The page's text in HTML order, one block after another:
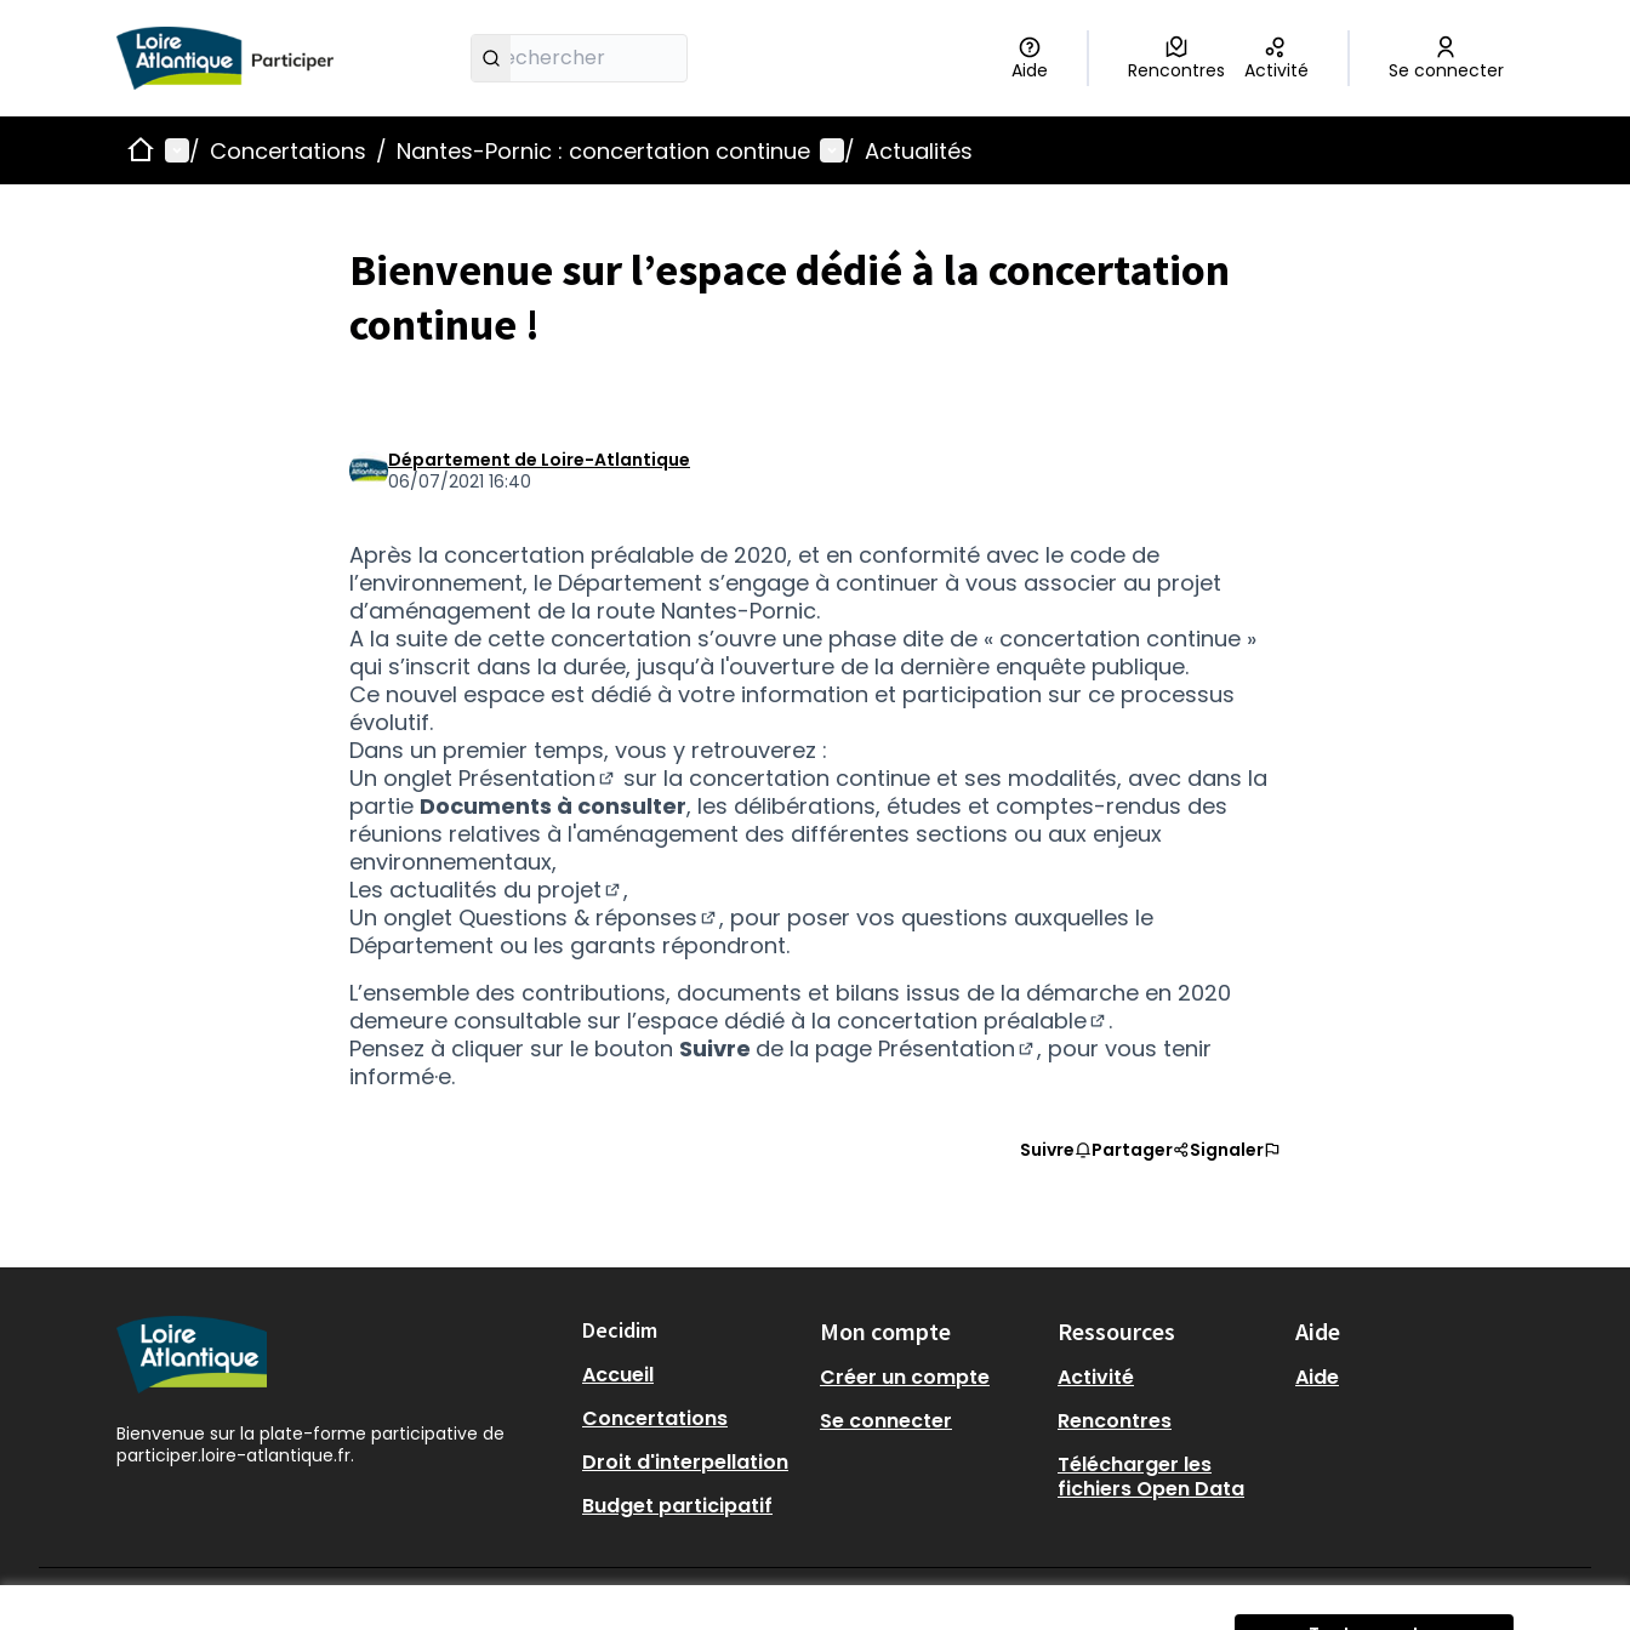
Aide Rencontres Activité Se connecter
AccueilMenu principal
/ Concertations / Nantes-Pornic : concertation continue Menu utilisateur
/ Actualités
Bienvenue sur l’espace dédié à la concertation
continue !
Département de Loire-Atlantique
06/07/2021 16:40
Après la concertation préalable de 2020, et en conformité avec le code de
l’environnement, le Département s’engage à continuer à vous associer au projet
d’aménagement de la route Nantes-Pornic.
A la suite de cette concertation s’ouvre une phase dite de « concertation continue »
qui s’inscrit dans la durée, jusqu’à l'ouverture de la dernière enquête publique.
Ce nouvel espace est dédié à votre information et participation sur ce processus
évolutif.
Dans un premier temps, vous y retrouverez :
Un onglet Présentation
(S'ouvre dans un nouvel onglet)
sur la concertation continue et ses modalités, avec dans la
partie Documents à consulter, les délibérations, études et comptes-rendus des
réunions relatives à l'aménagement des différentes sections ou aux enjeux
environnementaux,
Les actualités du projet
(S'ouvre dans un nouvel onglet)
,
Un onglet Questions & réponses
(S'ouvre dans un nouvel onglet)
, pour poser vos questions auxquelles le
Département ou les garants répondront.
L’ensemble des contributions, documents et bilans issus de la démarche en 2020
demeure consultable sur l’espace dédié à la concertation préalable
(S'ouvre dans un nouvel onglet)
.
Pensez à cliquer sur le bouton Suivre de la page Présentation
(S'ouvre dans un nouvel onglet)
, pour vous tenir
informé·e.
Suivre Partager Signaler
Bienvenue sur la plate-forme participative de
participer.loire-atlantique.fr.
Decidim
Accueil
Concertations
Droit d'interpellation
Budget participatif
Mon compte
Créer un compte
Se connecter
Ressources
Activité
Rencontres
Télécharger les
fichiers Open Data
Aide
Aide